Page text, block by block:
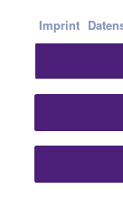
Kontakt
Imprint